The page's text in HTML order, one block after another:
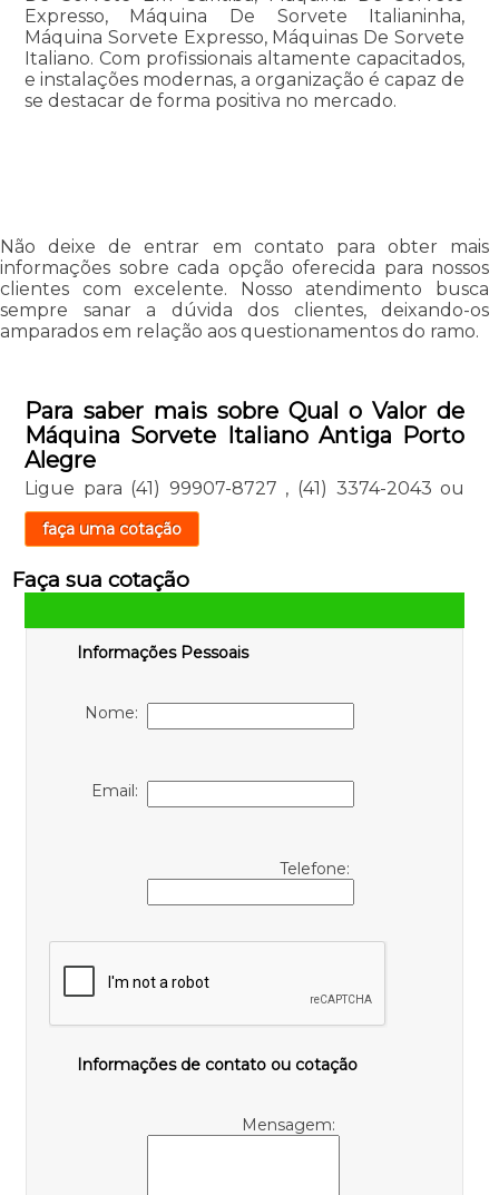
Expresso, Máquina De Sorvete Italianinha,
Máquina Sorvete Expresso, Máquinas De Sorvete
Italiano. Com profissionais altamente capacitados,
e instalações modernas, a organização é capaz de
se destacar de forma positiva no mercado.
Não deixe de entrar em contato para obter mais
informações sobre cada opção oferecida para nossos
clientes com excelente. Nosso atendimento busca
sempre sanar a dúvida dos clientes, deixando-os
amparados em relação aos questionamentos do ramo.
Para saber mais sobre Qual o Valor de
Máquina Sorvete Italiano Antiga Porto
Alegre
Ligue para (41) 99907-8727 , (41) 3374-2043 ou
faça uma cotação
Faça sua cotação
Informações Pessoais
Nome:
Email:
Telefone:
Informações de contato ou cotação
Mensagem: